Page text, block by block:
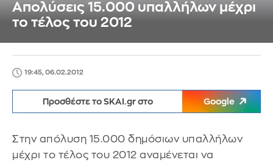
Απολύσεις 15.000 υπαλλήλων μέχρι
το τέλος του 2012
19:45, 06.02.2012
Προσθέστε το SKAI.gr στο Google
Στην απόλυση 15.000 δημόσιων υπαλλήλων
μέχρι το τέλος του 2012 αναμένεται να